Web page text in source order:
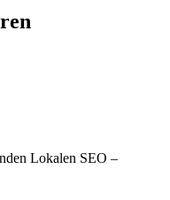
Lokalen SEO –